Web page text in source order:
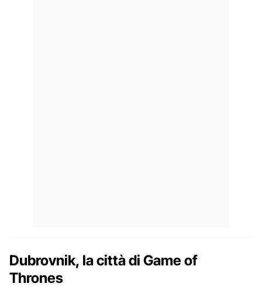
Dubrovnik, la città di Game of
Thrones